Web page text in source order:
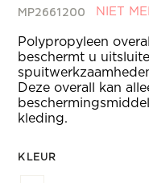
MP2661200 NIET
Polypropyleen
beschermt u
Deze overall kan
kleding.
KLEUR